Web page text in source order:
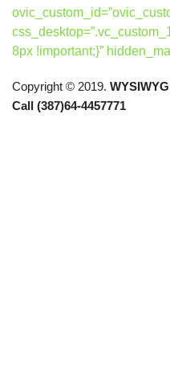
8px !important;}”
Copyright © 2019.
Call (387)64-4457771